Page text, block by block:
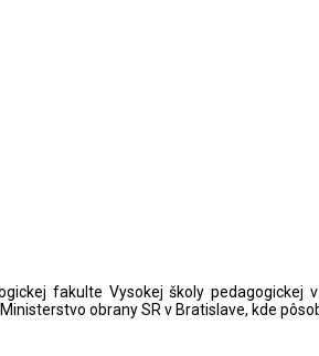
fakulte Vysokej školy
obrany SR v Bratislave, kde